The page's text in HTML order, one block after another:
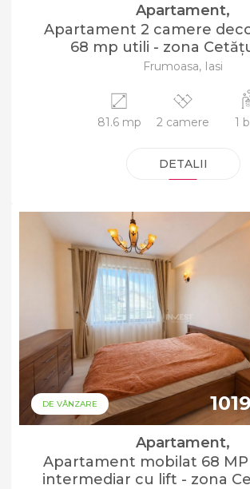
Apartament,
Apartament 2 camere
68 mp utili - zona
Frumoasa, Iasi
81.6 mp 2 camere 1
DETALII
DE VÂNZARE
Apartament,
Apartament mobilat 68
intermediar cu lift - zona